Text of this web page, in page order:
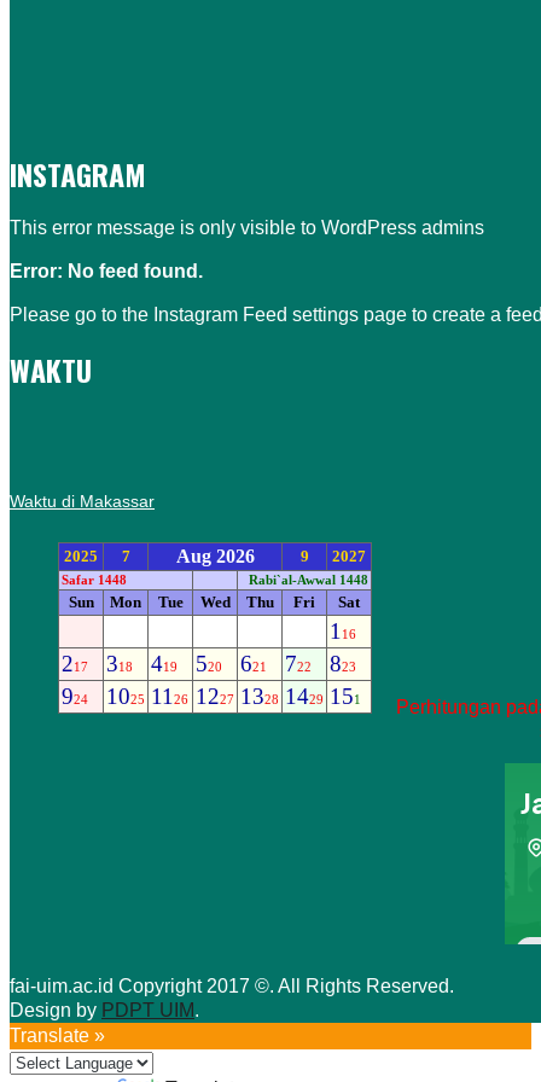
INSTAGRAM
This error message is only visible to WordPress admins
Error: No feed found.
Please go to the Instagram Feed settings page to create a
WAKTU
Waktu di Makassar
Perhitungan
fai-uim.ac.id Copyright 2017 ©. All Rights Reserved.
Design by PDPT UIM.
Translate »